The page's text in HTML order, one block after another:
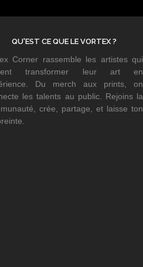
QU'EST CE QUE LE VORTEX ?
Corner rassemble les artistes qui
transformer leur art en
Du merch aux prints, on
les talents au public. Rejoins la
crée, partage, et laisse ton